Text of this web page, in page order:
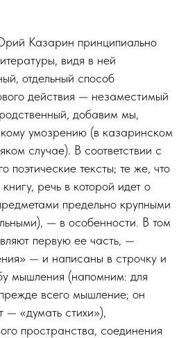
Казарин принципиально
видя в ней
отдельный способ
действия — незаместимый
добавим мы,
умозрению (в казаринском
случае). В соответствии с
поэтические тексты; те же, что
речь в которой идет о
предельно крупными
— в особенности. В том
первую ее часть, —
— и написаны в строчку и
мышления (напомним: для
всего мышление; он
— «думать стихи»),
пространства, соединения